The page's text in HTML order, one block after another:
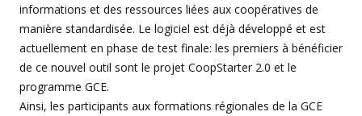
informations et des ressources liées aux coopératives de
manière standardisée. Le logiciel est déjà développé et est
actuellement en phase de test finale: les premiers à bénéficier
de ce nouvel outil sont le projet CoopStarter 2.0 et le
programme GCE.
Ainsi, les participants aux formations régionales de la GCE